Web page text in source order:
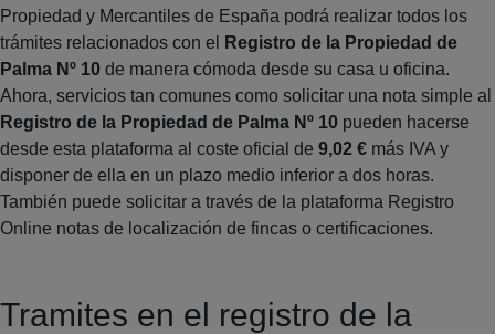
Propiedad y Mercantiles de España podrá realizar todos los
trámites relacionados con el
Registro de la Propiedad de
Palma Nº 10 de manera cómoda desde su casa u oficina.
Ahora, servicios tan comunes como solicitar una nota simple al
Registro de la Propiedad de Palma Nº 10 pueden hacerse
desde esta plataforma al coste oficial de 9,02 € más IVA y
disponer de ella en un plazo medio inferior a dos horas.
También puede solicitar a través de la plataforma Registro
Online notas de localización de fincas o certificaciones.
Tramites en el registro de la